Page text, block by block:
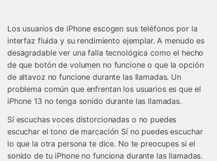
Protección del Móvil
Encuentra Más Soluciones
Los usuarios de iPhone escogen sus teléfonos por la
interfaz fluida y su rendimiento ejemplar. A menudo es
desagradable ver una falla tecnológica como el hecho
de que botón de volumen no funcione o que la opción
de altavoz no funcione durante las llamadas. Un
problema común que enfrentan los usuarios es que el
iPhone 13 no tenga sonido durante las llamadas.
Sí escuchas voces distorcionadas o no puedes
escuchar el tono de marcación Sí no puedes escuchar
lo que la otra persona te dice. No te preocupes si el
sonido de tu iPhone no funciona durante las llamadas.